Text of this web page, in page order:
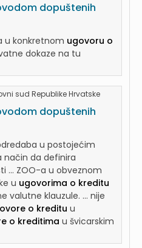
dopuštenih
u konkretnom ugovoru o
dokaze na tu
sud Republike Hrvatske
dopuštenih
u postojećim
način da definira
... ZOO-a u obveznom
u ugovorima o kreditu
valutne klauzule. ... nije
o kreditu u
o kreditima u švicarskim